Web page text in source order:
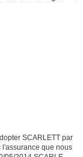
SCARLETT par
l'assurance que nous